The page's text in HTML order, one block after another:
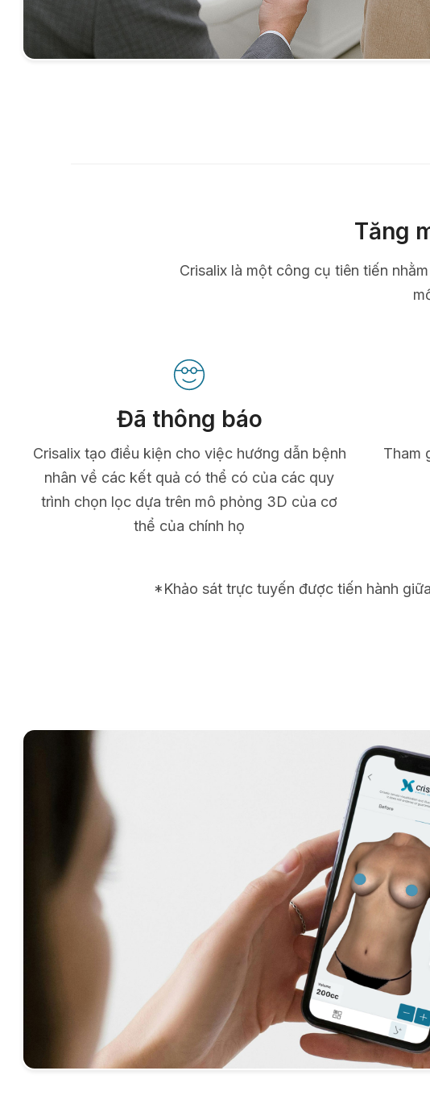
Tăng
Crisalix là một công cụ tiên tiến
Đã thông báo
Crisalix tạo điều kiện cho việc hướng dẫn bệnh
nhân về các kết quả có thể có của các quy
trình chọn lọc dựa trên mô phỏng 3D của cơ
thể của chính họ
Tham
*Khảo sát trực tuyến được tiến hành